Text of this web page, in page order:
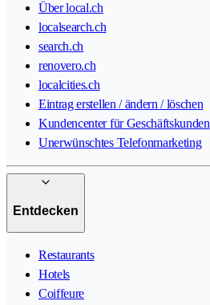
Über local.ch
localsearch.ch
search.ch
renovero.ch
localcities.ch
Eintrag erstellen / ändern / löschen
Kundencenter für Geschäftskunden
Unerwünschtes Telefonmarketing
Entdecken
Restaurants
Hotels
Coiffeure